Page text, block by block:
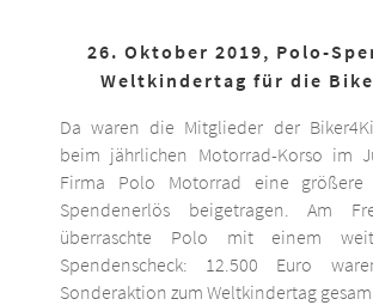
26. Oktober 2019, Polo-
Weltkindertag für die
Da waren die Mitglieder der
beim jährlichen Motorrad-Korso im
Firma Polo Motorrad eine größere
Spendenerlös beigetragen. Am
überraschte Polo mit einem
Spendenscheck: 12.500 Euro
Sonderaktion zum Weltkindertag